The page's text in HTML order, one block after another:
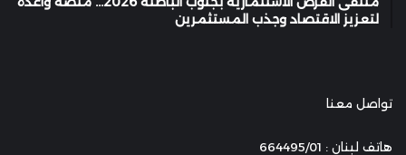
لتعزيز الاقتصاد وجذب المستثمرين
تواصل معنا
هاتف لبنان : 664495/01